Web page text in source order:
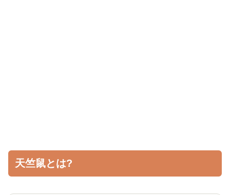
天竺鼠とは?